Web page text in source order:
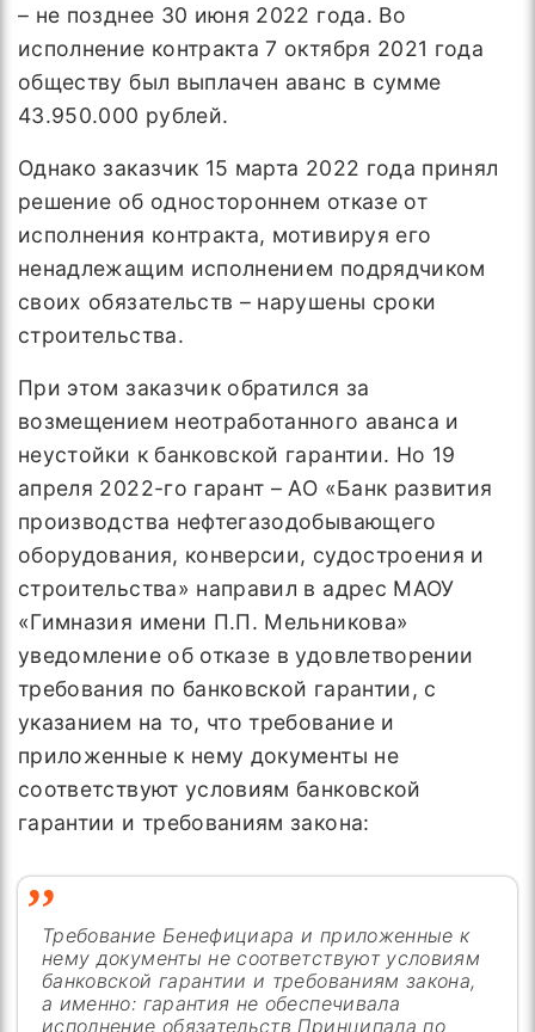
– не позднее 30 июня 2022 года. Во
исполнение контракта 7 октября 2021 года
обществу был выплачен аванс в сумме
43.950.000 рублей.
Однако заказчик 15 марта 2022 года принял
решение об одностороннем отказе от
исполнения контракта, мотивируя его
ненадлежащим исполнением подрядчиком
своих обязательств – нарушены сроки
строительства.
При этом заказчик обратился за
возмещением неотработанного аванса и
неустойки к банковской гарантии. Но 19
апреля 2022-го гарант – АО «Банк развития
производства нефтегазодобывающего
оборудования, конверсии, судостроения и
строительства» направил в адрес МАОУ
«Гимназия имени П.П. Мельникова»
уведомление об отказе в удовлетворении
требования по банковской гарантии, с
указанием на то, что требование и
приложенные к нему документы не
соответствуют условиям банковской
гарантии и требованиям закона:
Требование Бенефициара и приложенные к
нему документы не соответствуют условиям
банковской гарантии и требованиям закона,
а именно: гарантия не обеспечивала
исполнение обязательств Принципала по